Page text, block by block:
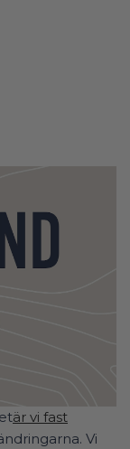
är vi fast
Vi